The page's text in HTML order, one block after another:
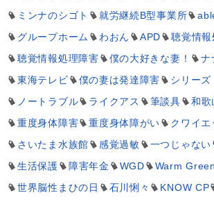
ミンナのシゴト
就労継続B型事業所
グループホーム
わおん APD
聴覚情
聴覚情報処理障害
僕の大好きな妻！
ナ
東海テレビ
僕の妻は発達障害
シリーズ
ノートラブル
ライクアス 筆談具 和歌
重度身体障害
重度身体障がい
クワイエ
さいたま水族館
感覚過敏 一つじゃない
生活保護
障害年金 WGD
Warm
世界脳性まひの日
石川悧々 KNOW CP